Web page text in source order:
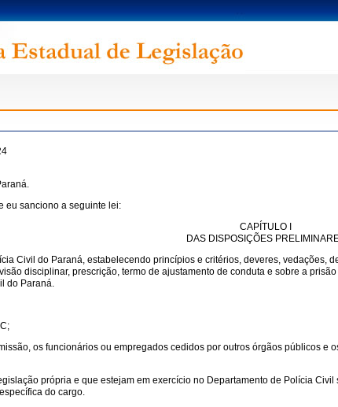
eu sanciono a seguinte lei:
CAPÍTULO I
DAS DISPOSIÇÕES
Civil do Paraná, estabelecendo princípios e critérios, deveres,
disciplinar, prescrição, termo de ajustamento de conduta e sobre a
do Paraná.
os funcionários ou empregados cedidos por outros órgãos públicos
própria e que estejam em exercício no Departamento de Polícia
do cargo.